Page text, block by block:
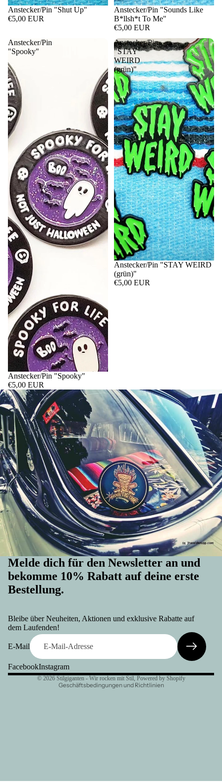
Anstecker/Pin "Shut Up"
€5,00 EUR
Anstecker/Pin "Sounds Like
B*llsh*t To Me"
€5,00 EUR
Anstecker/Pin
"Spooky"
Anstecker/Pin "Spooky"
€5,00 EUR
Anstecker/Pin
"STAY
WEIRD
(grün)"
Anstecker/Pin "STAY WEIRD
(grün)"
€5,00 EUR
Melde dich für den Newsletter an und
bekomme 10% Rabatt auf deine erste
Bestellung.
Bleibe über Neuheiten, Aktionen und exklusive Rabatte auf
dem Laufenden!
E-Mail
FacebookInstagram
© 2026 Stilgiganten - Wir rocken mit Stil, Powered by Shopify
Geschäftsbedingungen und Richtlinien
AGB
Versand
Kontaktinformationen
Impressum